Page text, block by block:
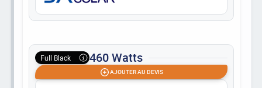
Full Black 460 Watts
AJOUTER AU DEVIS